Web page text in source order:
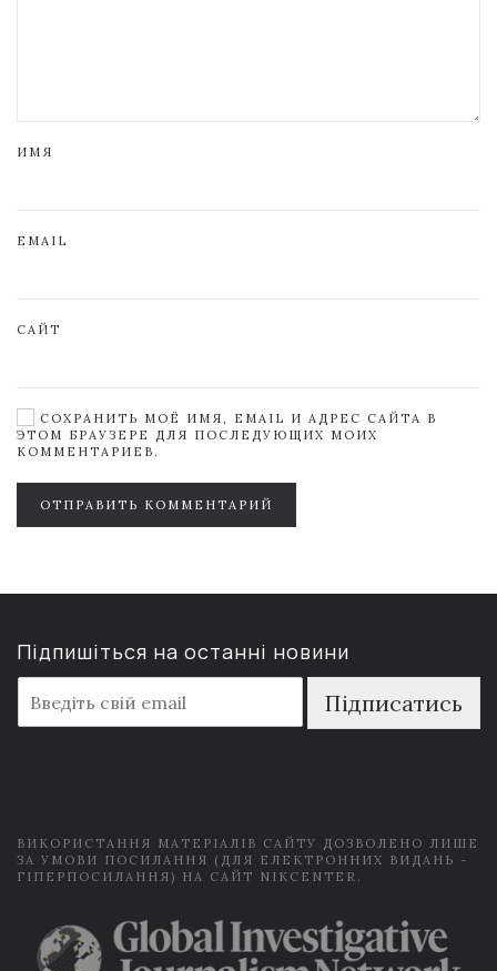
ИМЯ
EMAIL
САЙТ
СОХРАНИТЬ МОЁ ИМЯ, EMAIL И АДРЕС САЙТА В
ЭТОМ БРАУЗЕРЕ ДЛЯ ПОСЛЕДУЮЩИХ МОИХ
КОММЕНТАРИЕВ.
ОТПРАВИТЬ КОММЕНТАРИЙ
Підпишіться на останні новини
m
a
Підписатись
ВИКОРИСТАННЯ МАТЕРІАЛІВ САЙТУ ДОЗВОЛЕНО ЛИШЕ
ЗА УМОВИ ПОСИЛАННЯ (ДЛЯ ЕЛЕКТРОННИХ ВИДАНЬ -
ГІПЕРПОСИЛАННЯ) НА САЙТ NIKCENTER.